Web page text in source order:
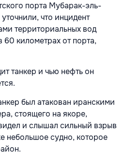
порта Мубарак-эль-
что инцидент
территориальных вод
60 километрах от порта,
танкер и чью нефть он
был атакован иранскими
стоящего на якоре,
и слышал сильный взрыв
небольшое судно, которое